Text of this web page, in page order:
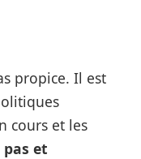
propice. Il est
cours et les
et